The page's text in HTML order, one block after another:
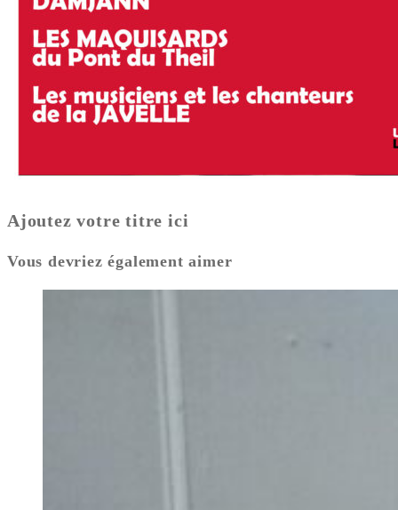
Ajoutez votre titre ici
Vous devriez également aimer